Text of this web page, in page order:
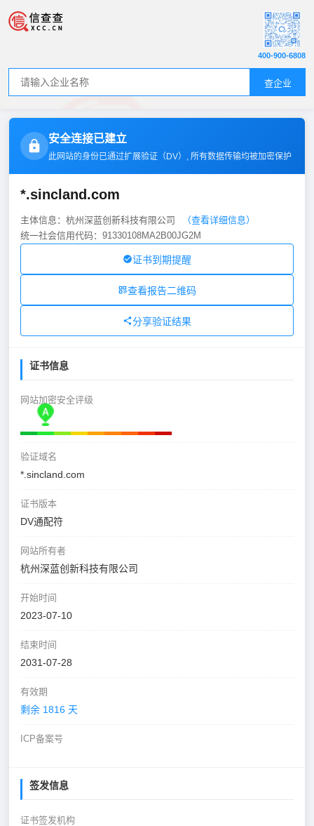
查企业
400-900-6808
安全连接已建立
此网站的身份已通过扩展验证（DV）, 所有数据传输均被加密保护
*.sincland.com
主体信息：杭州深蓝创新科技有限公司
（查看详细信息）
统一社会信用代码：91330108MA2B00JG2M
证书到期提醒
查看报告二维码
分享验证结果
证书信息
网站加密安全评级
验证域名
*.sincland.com
证书版本
DV通配符
网站所有者
杭州深蓝创新科技有限公司
开始时间
2023-07-10
结束时间
2031-07-28
有效期
剩余 1816 天
ICP备案号
签发信息
证书签发机构